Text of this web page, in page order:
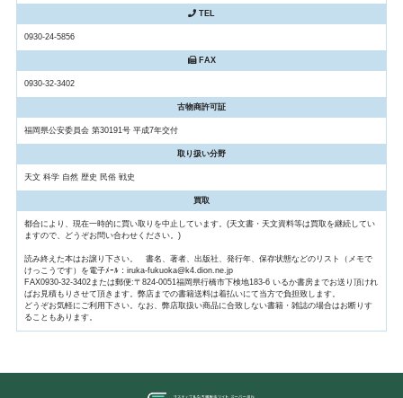
TEL
0930-24-5856
FAX
0930-32-3402
古物商許可証
福岡県公安委員会 第30191号 平成7年交付
取り扱い分野
天文 科学 自然 歴史 民俗 戦史
買取
都合により、現在一時的に買い取りを中止しています。(天文書・天文資料等は買取を継続してい
ますので、どうぞお問い合わせください。)
読み終えた本はお譲り下さい。 書名、著者、出版社、発行年、保存状態などのリスト（メモで
けっこうです）を電子ﾒｰﾙ：iruka-fukuoka@k4.dion.ne.jp
FAX0930-32-3402または郵便:〒824-0051福岡県行橋市下検地183-6 いるか書房までお送り頂けれ
ばお見積もりさせて頂きます。弊店までの書籍送料は着払いにて当方で負担致します。
どうぞお気軽にご利用下さい。なお、弊店取扱い商品に合致しない書籍・雑誌の場合はお断りす
ることもあります。